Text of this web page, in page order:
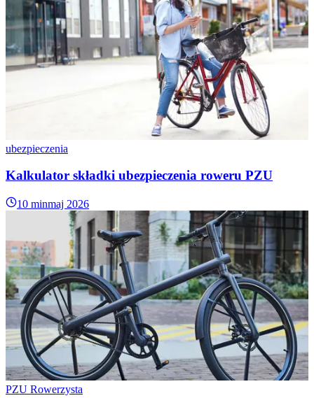
ubezpieczenia
Kalkulator składki ubezpieczenia roweru PZU
10 minmaj 2026
PZU Rowerzysta